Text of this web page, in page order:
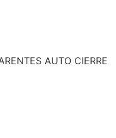
AUTO CIERRE